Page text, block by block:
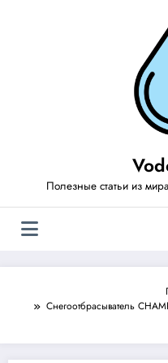
Полезные статьи из
Снегоотбрасыватель